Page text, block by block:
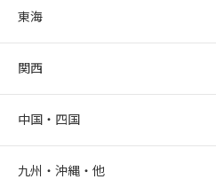
東海
関西
中国・四国
九州・沖縄・他